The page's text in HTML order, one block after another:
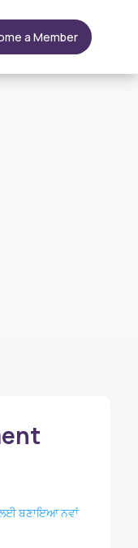
a Member